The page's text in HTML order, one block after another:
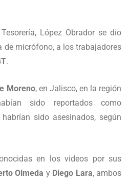
López Obrador se dio
de micrófono, a los trabajadores
.
Moreno, en Jalisco, en la región
sido reportados como
sido asesinados, según
en los videos por sus
Olmeda y Diego Lara, ambos